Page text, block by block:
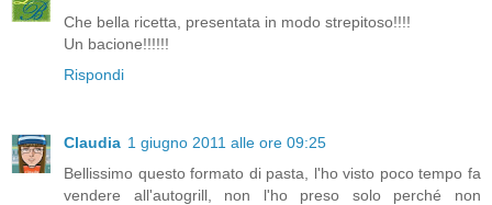
Che bella ricetta, presentata in modo strepitoso!!!!
Un bacione!!!!!!
Rispondi
Claudia 1 giugno 2011 alle ore 09:25
Bellissimo questo formato di pasta, l'ho visto poco tempo fa
vendere all'autogrill, non l'ho preso solo perché non